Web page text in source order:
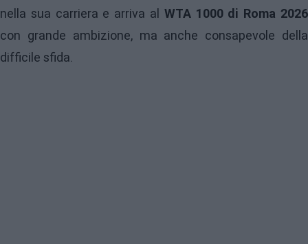
nella sua carriera e arriva al WTA 1000 di Roma 2026
con grande ambizione, ma anche consapevole della
difficile sfida.